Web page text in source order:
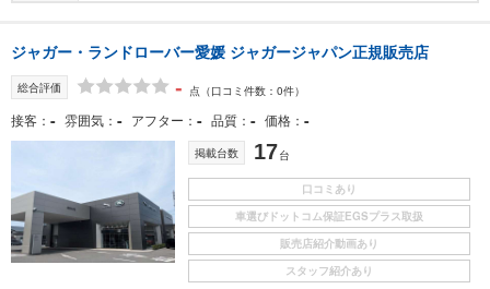
ジャガー・ランドローバー愛媛 ジャガージャパン正規販売店
総合評価 - 点 （口コミ件数：0件）
接客 - 雰囲気 - アフター - 品質 - 価格 -
掲載台数 17台
口コミあり
車選びドットコム保証EGSプラス取扱
販売店紹介動画あり
スタッフ紹介あり